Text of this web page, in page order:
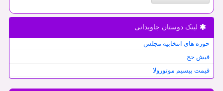
لینک دوستان جاویدانی
حوزه های انتخابیه مجلس
فیش حج
قیمت بیسیم موتورولا